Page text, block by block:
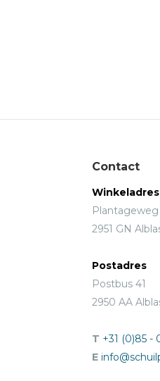
Contact
Winkeladres
Plantageweg
2951 GN
Postadres
Postbus 41
2950 AA
T +31 (0)85 -
E